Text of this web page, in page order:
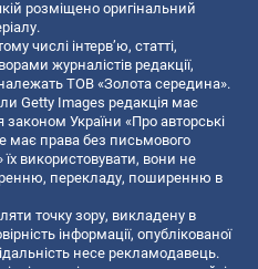
розміщено оригінальний
числі інтерв’ю, статті,
журналістів редакції,
ТОВ «Золота середина».
Getty Images редакція має
України «Про авторські
має права без письмового
використовувати, вони не
перекладу, поширенню в
точку зору, викладену в
інформації, опублікованої
несе рекламодавець.